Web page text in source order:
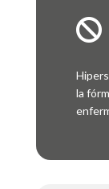

la